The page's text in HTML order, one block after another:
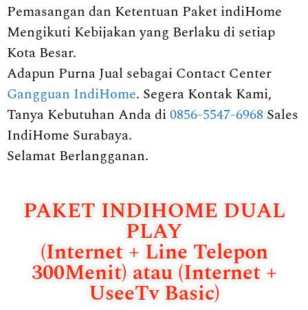
Pemasangan dan Ketentuan Paket indiHome
Mengikuti Kebijakan yang Berlaku di setiap
Kota Besar.
Adapun Purna Jual sebagai Contact Center
Gangguan IndiHome. Segera Kontak Kami,
Tanya Kebutuhan Anda di 0856-5547-6968 Sales
IndiHome Surabaya.
Selamat Berlangganan.
PAKET INDIHOME DUAL
PLAY
(Internet + Line Telepon
300Menit) atau (Internet +
UseeTv Basic)